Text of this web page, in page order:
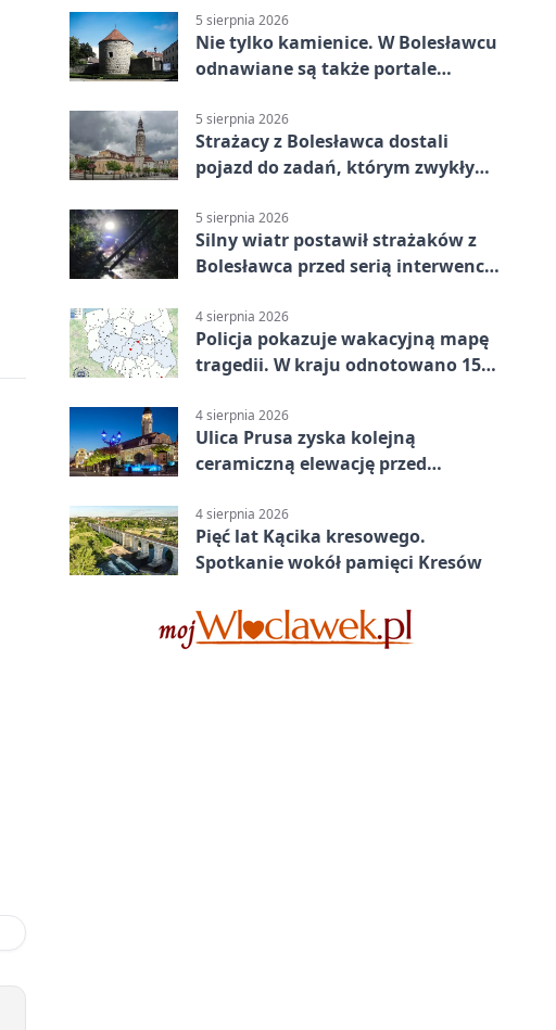
5 sierpnia 2026
Nie tylko kamienice. W Bolesławcu
odnawiane są także portale
5 sierpnia 2026
Strażacy z Bolesławca dostali
pojazd do zadań, którym zwykły
5 sierpnia 2026
Silny wiatr postawił strażaków z
Bolesławca przed serią interwencji
4 sierpnia 2026
Policja pokazuje wakacyjną mapę
tragedii. W kraju odnotowano 155
4 sierpnia 2026
Ulica Prusa zyska kolejną
ceramiczną elewację przed
4 sierpnia 2026
Pięć lat Kącika kresowego.
Spotkanie wokół pamięci Kresów